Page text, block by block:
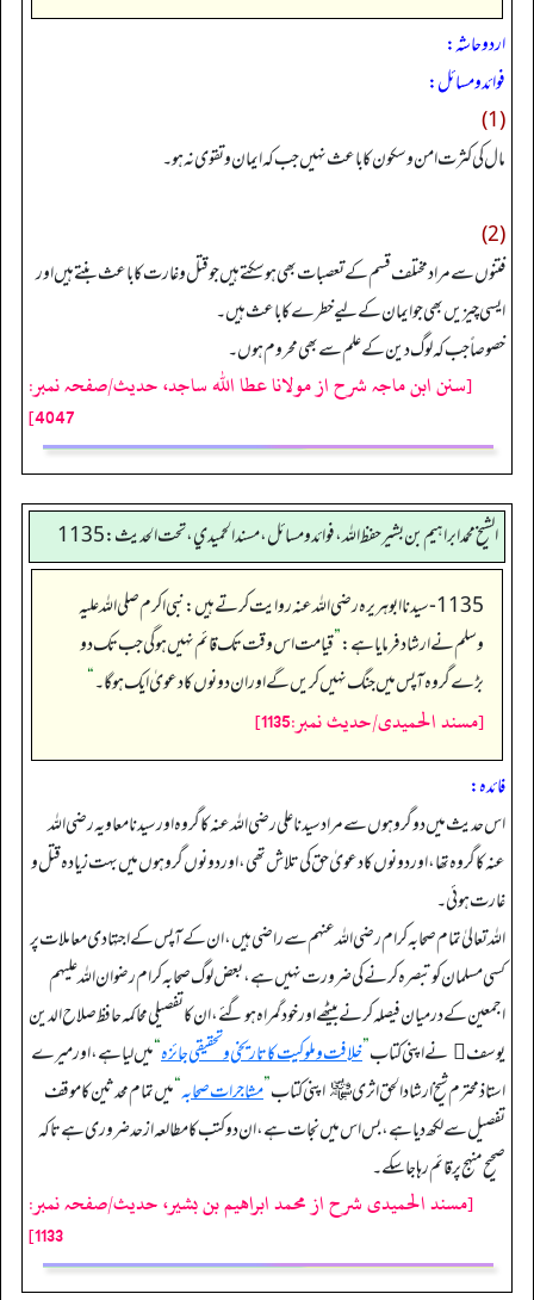
اردو حاشہ:
فوائد و مسائل:
(1)
مال کی کثرت امن وسکون کا باعث نہیں جب کہ ایمان وتقوی نہ ہو۔
(2)
فتنوں سے مراد مختلف قسم کے تعصبات بھی ہوسکتے ہیں جو قتل وغارت کا باعث بنتے ہیں اور
ایسی چیزیں بھی جو ایمان کے لیے خطرے کا باعث ہیں۔
خصوصاً جب کہ لوگ دین کے علم سے بھی محروم ہوں۔
[سنن ابن ماجہ شرح از مولانا عطا الله ساجد، حدیث/صفحہ نمبر:
4047]
الشيخ محمد ابراهيم بن بشير حفظ الله، فوائد و مسائل، مسند الحميدي، تحت الحديث:1135
1135- سیدنا ابوہریرہ رضی اللہ عنہ روایت کرتے ہیں: نبی اکرم صلی اللہ علیہ
وسلم نے ارشاد فرمایا ہے:”قیامت اس وقت تک قائم نہیں ہوگی جب تک دو
بڑے گروہ آپس میں جنگ نہیں کریں گے اور ان دونوں کا دعویٰ ایک ہوگا۔‏‏‏‏“
[مسند الحمیدی/حدیث نمبر:1135]
فائدہ:
اس حدیث میں دو گروہوں سے مراد سیدنا علی رضی اللہ عنہ کا گروہ اور سیدنا معاویہ رضی اللہ
عنہ کا گروہ تھا، اور دونوں کا دعویٰ حق کی تلاش تھی، اور دونوں گروہوں میں بہت زیادہ قتل و
غارت ہوئی۔
اللہ تعالیٰ تمام صحابہ کرام رضی اللہ عنہم سے راضی ہیں، ان کے آپس کے اجتہادی معاملات پر
کسی مسلمان کو تبصرہ کرنے کی ضرورت نہیں ہے، بعض لوگ صحابہ کرام رضوان اللہ علیہم
اجمعین کے درمیان فیصلہ کرنے بیٹھے اور خود گمراہ ہو گئے، ان کا تفصیلی محاکمہ حافظ صلاح الدین
یوسف ﷫ نے اپنی کتاب”خلافت وملوکیت کا تاریخی وتحقیقی جائزہ“میں لیا ہے، اور میرے
استاذ محترم شیخ ارشاد الحق اثری ﷾ اپنی کتاب”مشاجرات صحابہ“میں تمام محدثین کا موقف
تفصیل سے لکھ دیا ہے، بس اس میں نجات ہے، ان دو کتب کا مطالعہ از حد ضروری ہے تا کہ
صحيح منہج پر قائم رہا جا سکے۔
[مسند الحمیدی شرح از محمد ابراهيم بن بشير، حدیث/صفحہ نمبر:
1133]